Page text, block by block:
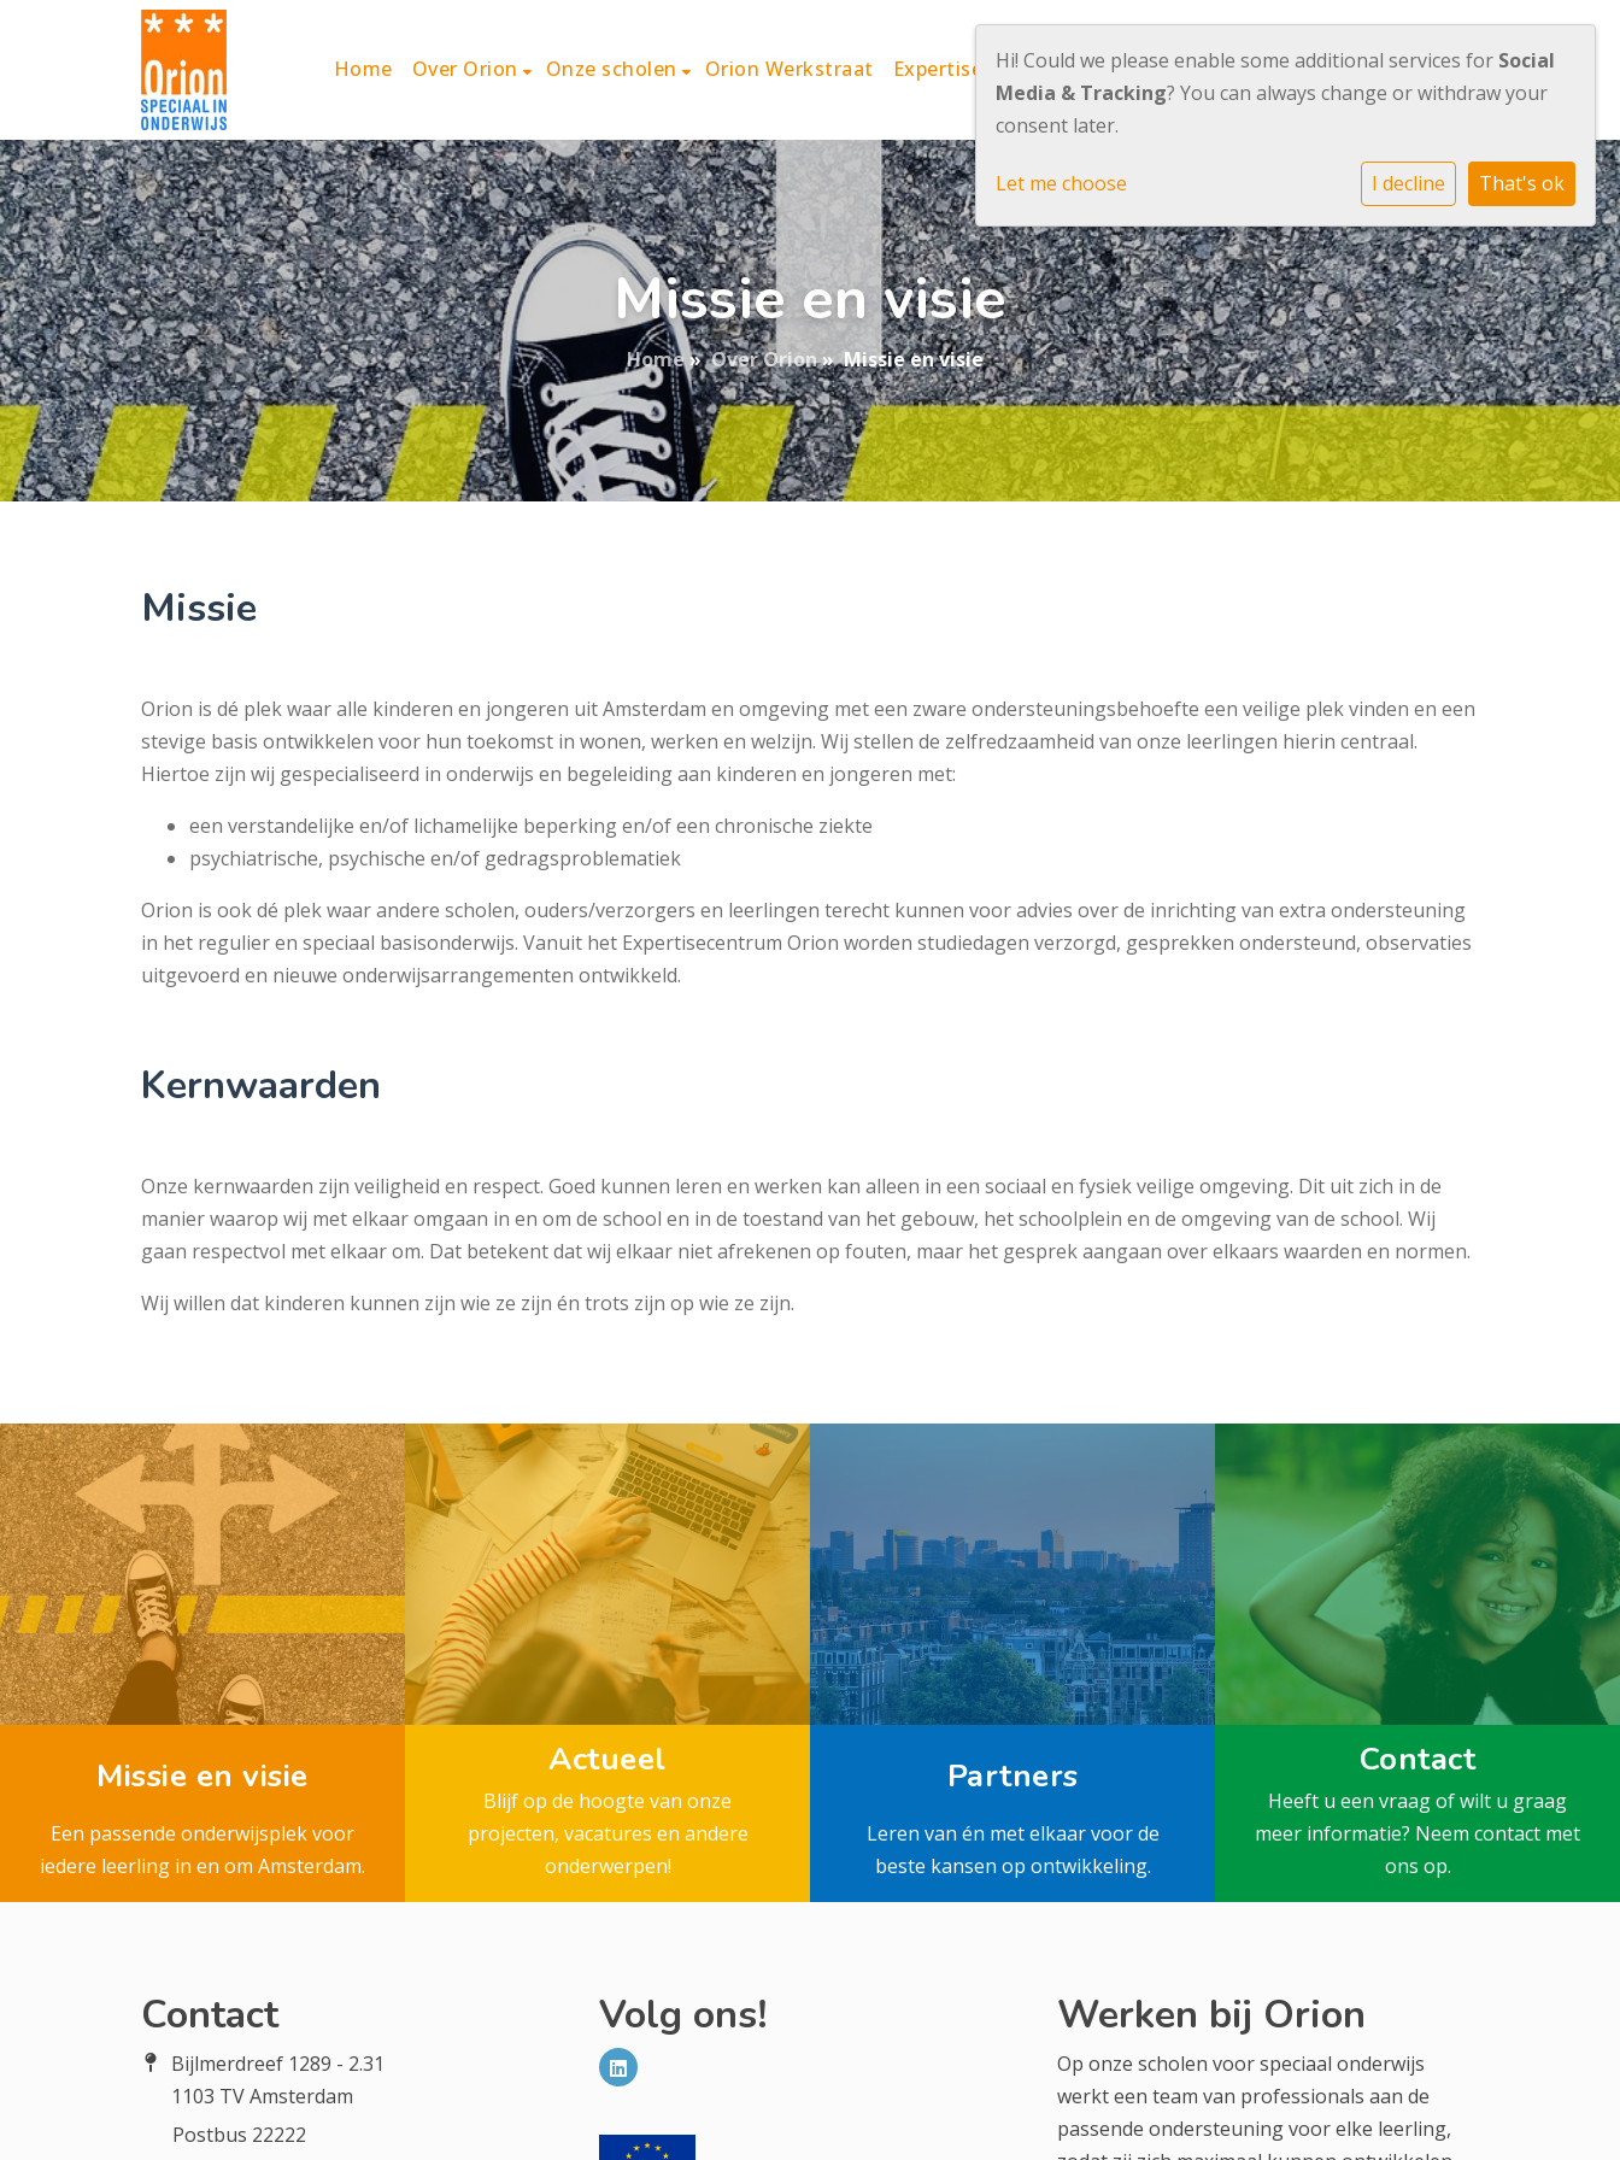
Home Over Orion Onze scholen Orion Werkstraat Expertisecentrum Orion Werken bij Orion Contact
Missie en visie
Home» Over Orion» Missie en visie
Missie
Orion is dé plek waar alle kinderen en jongeren uit Amsterdam en omgeving met een zware ondersteuningsbehoefte een veilige plek vinden en een
stevige basis ontwikkelen voor hun toekomst in wonen, werken en welzijn. Wij stellen de zelfredzaamheid van onze leerlingen hierin centraal.
Hiertoe zijn wij gespecialiseerd in onderwijs en begeleiding aan kinderen en jongeren met:
een verstandelijke en/of lichamelijke beperking en/of een chronische ziekte
psychiatrische, psychische en/of gedragsproblematiek
Orion is ook dé plek waar andere scholen, ouders/verzorgers en leerlingen terecht kunnen voor advies over de inrichting van extra ondersteuning
in het regulier en speciaal basisonderwijs. Vanuit het Expertisecentrum Orion worden studiedagen verzorgd, gesprekken ondersteund, observaties
uitgevoerd en nieuwe onderwijsarrangementen ontwikkeld.
Kernwaarden
Onze kernwaarden zijn veiligheid en respect. Goed kunnen leren en werken kan alleen in een sociaal en fysiek veilige omgeving. Dit uit zich in de
manier waarop wij met elkaar omgaan in en om de school en in de toestand van het gebouw, het schoolplein en de omgeving van de school. Wij
gaan respectvol met elkaar om. Dat betekent dat wij elkaar niet afrekenen op fouten, maar het gesprek aangaan over elkaars waarden en normen.
Wij willen dat kinderen kunnen zijn wie ze zijn én trots zijn op wie ze zijn.
Missie en visie
Een passende onderwijsplek voor
iedere leerling in en om Amsterdam.
Actueel
Blijf op de hoogte van onze
projecten, vacatures en andere
onderwerpen!
Partners
Leren van én met elkaar voor de
beste kansen op ontwikkeling.
Contact
Heeft u een vraag of wilt u graag
meer informatie? Neem contact met
ons op.
Contact
Bijlmerdreef 1289 - 2.31
1103 TV Amsterdam
Postbus 22222
Volg ons! Werken bij Orion
Op onze scholen voor speciaal onderwijs
werkt een team van professionals aan de
passende ondersteuning voor elke leerling,
Hi! Could we please enable some additional services for Social
Media & Tracking? You can always change or withdraw your
consent later.
Let me choose I decline That's ok